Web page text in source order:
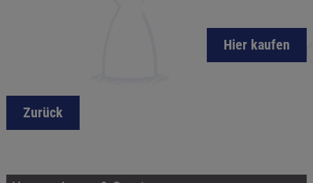
Hier kaufen
Zurück